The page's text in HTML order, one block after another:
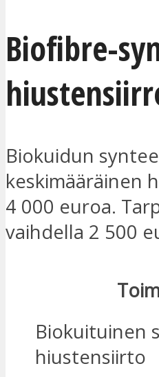
Biofibre-
Biokuidun
keskimääräinen
4 000 euroa.
vaihdella 2 500
Biokuituinen
hiustensiirto